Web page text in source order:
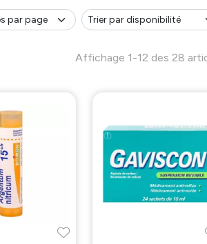
Affichage 1-12 des 28